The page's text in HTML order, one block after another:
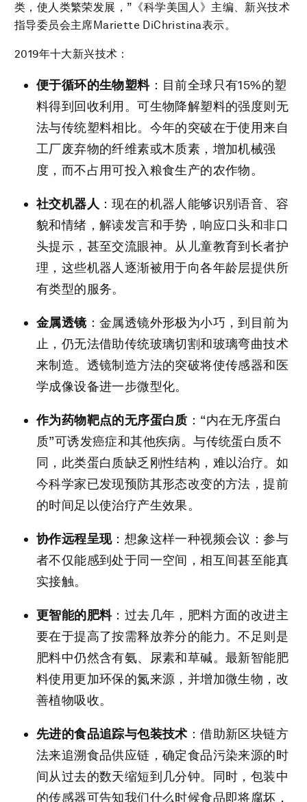
类，使人类繁荣发展，”《科学美国人》主编、新兴技术
指导委员会主席Mariette DiChristina表示。
2019年十大新兴技术：
便于循环的生物塑料：目前全球只有15%的塑
料得到回收利用。可生物降解塑料的强度则无
法与传统塑料相比。今年的突破在于使用来自
工厂废弃物的纤维素或木质素，增加机械强
度，而不占用可投入粮食生产的农作物。
社交机器人 ：现在的机器人能够识别语音、容
貌和情绪，解读发言和手势，响应口头和非口
头提示，甚至交流眼神。从儿童教育到长者护
理，这些机器人逐渐被用于向各年龄层提供所
有类型的服务。
金属透镜：金属透镜外形极为小巧，到目前为
止，仍无法借助传统玻璃切割和玻璃弯曲技术
来制造。透镜制造方法的突破将使传感器和医
学成像设备进一步微型化。
作为药物靶点的无序蛋白质 ：“内在无序蛋白
质”可诱发癌症和其他疾病。与传统蛋白质不
同，此类蛋白质缺乏刚性结构，难以治疗。如
今科学家已发现预防其形态改变的方法，提前
的时间足以使治疗产生效果。
协作远程呈现：想象这样一种视频会议：参与
者不仅能感到处于同一空间，相互间甚至能真
实接触。
更智能的肥料：过去几年，肥料方面的改进主
要在于提高了按需释放养分的能力。不足则是
肥料中仍然含有氨、尿素和草碱。最新智能肥
料使用更加环保的氮来源，并增加微生物，改
善植物吸收。
先进的食品追踪与包装技术 ：借助新区块链方
法来追溯食品供应链，确定食品污染来源的时
间从过去的数天缩短到几分钟。同时，包装中
的传感器可告知我们什么时候食品即将腐坏，